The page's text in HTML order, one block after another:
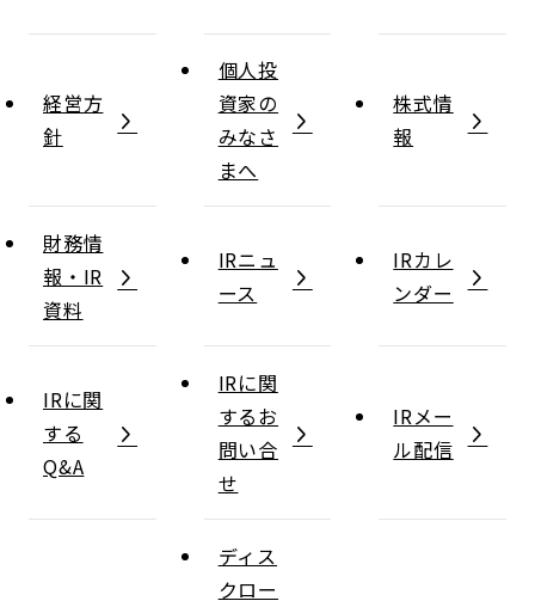
経営方
針
個人投
資家の
みなさ
まへ
株式情
報
財務情
報・IR
資料
IRニュ
ース
IRカレ
ンダー
IRに関
する
Q&A
IRに関
するお
問い合
せ
IRメー
ル配信
ディス
クロー